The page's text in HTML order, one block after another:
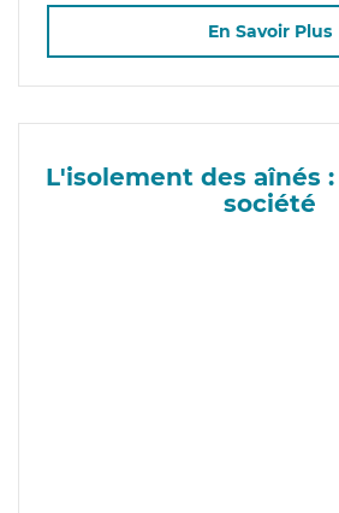
En Savoir Plus
L'isolement des aînés
société